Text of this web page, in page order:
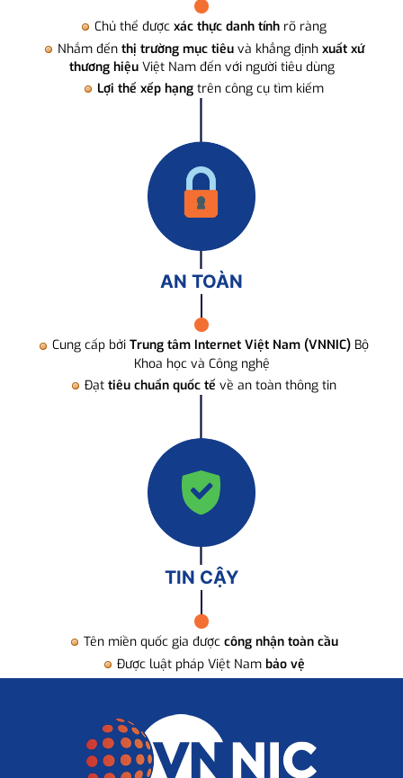
Chủ thể được xác thực danh tính rõ ràng
Nhắm đến thị trường mục tiêuvà khẳng định xuất xứ
thương hiệuViệt Nam đến với người tiêu dùng
Lợi thế xếp hạng trên công cụ tìm kiếm
AN TOÀN
Cung cấp bởi Trung tâm Internet Việt Nam (VNNIC) Bộ
Khoa học và Công nghệ
Đạt tiêu chuẩn quốc tế về an toàn thông tin
TIN CẬY
Tên miền quốc gia được công nhận toàn cầu
Được luật pháp Việt Nam bảo vệ